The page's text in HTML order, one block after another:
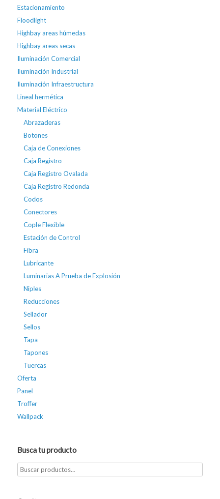
Estacionamiento
Floodlight
Highbay areas húmedas
Highbay areas secas
Iluminación Comercial
Iluminación Industrial
Iluminación Infraestructura
Lineal hermética
Material Eléctrico
Abrazaderas
Botones
Caja de Conexiones
Caja Registro
Caja Registro Ovalada
Caja Registro Redonda
Codos
Conectores
Cople Flexible
Estación de Control
Fibra
Lubricante
Luminarias A Prueba de Explosión
Niples
Reducciones
Sellador
Sellos
Tapa
Tapones
Tuercas
Oferta
Panel
Troffer
Wallpack
Busca tu producto